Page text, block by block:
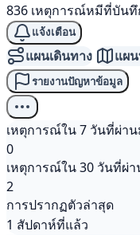
836 เหตุการณ์หมีที่บันทึ
แจ้งเตือน
แผนเดินทาง แผ
รายงานปัญหาข้อมูล
เหตุการณ์ใน 7 วันที่ผ่า
0
เหตุการณ์ใน 30 วันที่ผ่
2
การปรากฏตัวล่าสุด
1 สัปดาห์ที่แล้ว